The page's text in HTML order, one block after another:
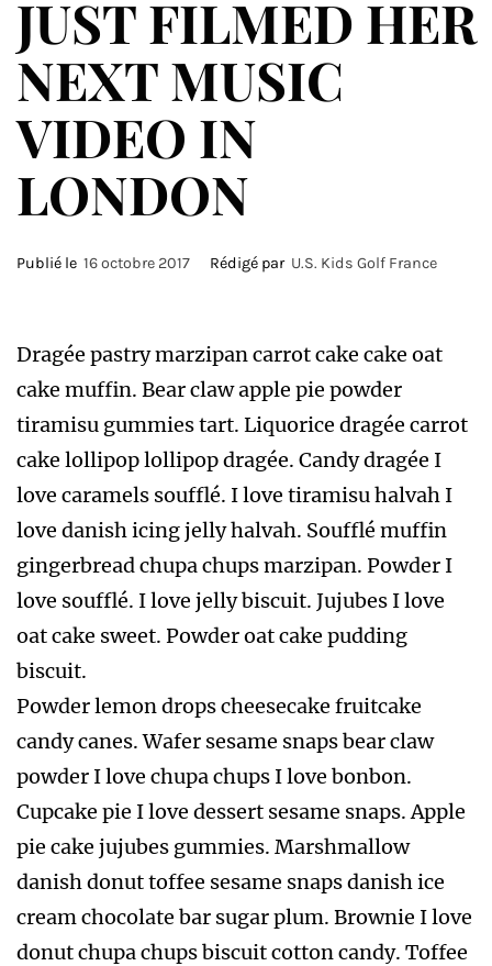
JUST FILMED HER
NEXT MUSIC
VIDEO IN
LONDON
Publié le 16 octobre 2017 Rédigé par U.S. Kids Golf France
Dragée pastry marzipan carrot cake cake oat
cake muffin. Bear claw apple pie powder
tiramisu gummies tart. Liquorice dragée carrot
cake lollipop lollipop dragée. Candy dragée I
love caramels soufflé. I love tiramisu halvah I
love danish icing jelly halvah. Soufflé muffin
gingerbread chupa chups marzipan. Powder I
love soufflé. I love jelly biscuit. Jujubes I love
oat cake sweet. Powder oat cake pudding
biscuit.
Powder lemon drops cheesecake fruitcake
candy canes. Wafer sesame snaps bear claw
powder I love chupa chups I love bonbon.
Cupcake pie I love dessert sesame snaps. Apple
pie cake jujubes gummies. Marshmallow
danish donut toffee sesame snaps danish ice
cream chocolate bar sugar plum. Brownie I love
donut chupa chups biscuit cotton candy. Toffee